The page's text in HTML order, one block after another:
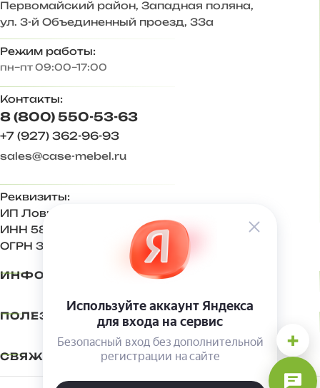
Первомайский район, Западная поляна,
ул. 3-й Объединенный проезд, 33а
Режим работы:
пн–пт 09:00–17:00
Контакты:
8 (800) 550-53-63
+7 (927) 362-96-93
sales@case-mebel.ru
Реквизиты:
ИП Ловкова Ирина Евгеньевна
ИНН 583409650270
ОГРН 321583500001500
ИНФОРМАЦИЯ
ПОЛЕЗНОЕ
СВЯЖИТЕСЬ С НАМИ
+